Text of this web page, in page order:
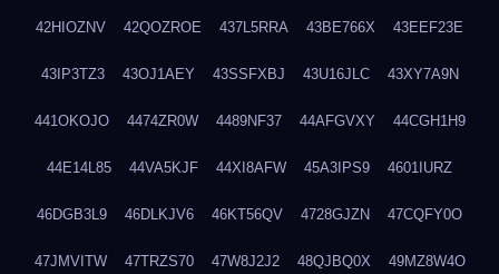
42HIOZNV 42QOZROE 437L5RRA 43BE766X 43EEF23E
43IP3TZ3 43OJ1AEY 43SSFXBJ 43U16JLC 43XY7A9N
441OKOJO 4474ZR0W 4489NF37 44AFGVXY 44CGH1H9
44E14L85 44VA5KJF 44XI8AFW 45A3IPS9 4601IURZ
46DGB3L9 46DLKJV6 46KT56QV 4728GJZN 47CQFY0O
47JMVITW 47TRZS70 47W8J2J2 48QJBQ0X 49MZ8W4O